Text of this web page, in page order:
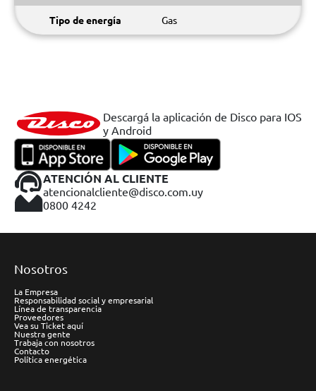
Tipo de energía Gas
Descargá la aplicación de Disco para IOS
y Android
ATENCIÓN AL CLIENTE
atencionalcliente@disco.com.uy
0800 4242
Nosotros
La Empresa
Responsabilidad social y empresarial
Línea de transparencia
Proveedores
Vea su Ticket aquí
Nuestra gente
Trabaja con nosotros
Contacto
Política energética